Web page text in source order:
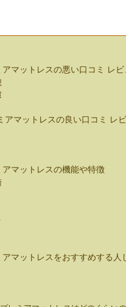
アマットレスの悪い口コミ レ
アマットレスの良い口コミ レ
アマットレスの機能や特徴
アマットレスをおすすめする人